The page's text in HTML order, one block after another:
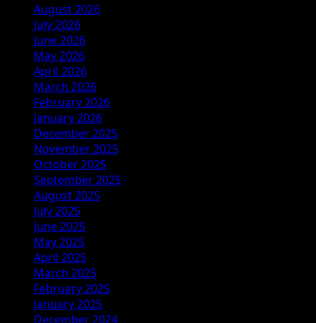
August 2026
July 2026
June 2026
May 2026
April 2026
March 2026
February 2026
January 2026
December 2025
November 2025
October 2025
September 2025
August 2025
July 2025
June 2025
May 2025
April 2025
March 2025
February 2025
January 2025
December 2024